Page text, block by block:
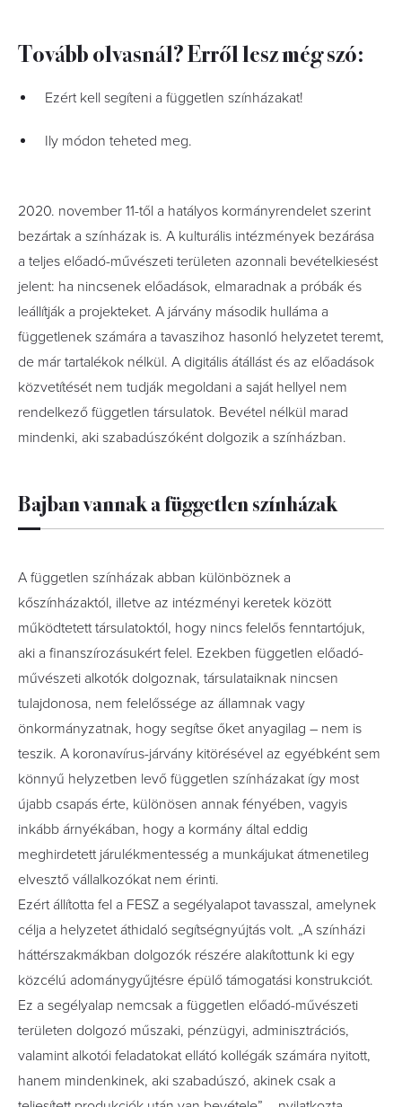
Tovább olvasnál? Erről lesz még szó:
Ezért kell segíteni a független színházakat!
Ily módon teheted meg.
2020. november 11-től a hatályos kormányrendelet szerint
bezártak a színházak is. A kulturális intézmények bezárása
a teljes előadó-művészeti területen azonnali bevételkiesést
jelent: ha nincsenek előadások, elmaradnak a próbák és
leállítják a projekteket. A járvány második hulláma a
függetlenek számára a tavaszihoz hasonló helyzetet teremt,
de már tartalékok nélkül. A digitális átállást és az előadások
közvetítését nem tudják megoldani a saját hellyel nem
rendelkező független társulatok. Bevétel nélkül marad
mindenki, aki szabadúszóként dolgozik a színházban.
Bajban vannak a független színházak
A független színházak abban különböznek a
kőszínházaktól, illetve az intézményi keretek között
működtetett társulatoktól, hogy nincs felelős fenntartójuk,
aki a finanszírozásukért felel. Ezekben független előadó-
művészeti alkotók dolgoznak, társulataiknak nincsen
tulajdonosa, nem felelőssége az államnak vagy
önkormányzatnak, hogy segítse őket anyagilag – nem is
teszik. A koronavírus-járvány kitörésével az egyébként sem
könnyű helyzetben levő független színházakat így most
újabb csapás érte, különösen annak fényében, vagyis
inkább árnyékában, hogy a kormány által eddig
meghirdetett járulékmentesség a munkájukat átmenetileg
elvesztő vállalkozókat nem érinti.
Ezért állította fel a FESZ a segélyalapot tavasszal, amelynek
célja a helyzetet áthidaló segítségnyújtás volt. „A színházi
háttérszakmákban dolgozók részére alakítottunk ki egy
közcélú adománygyűjtésre épülő támogatási konstrukciót.
Ez a segélyalap nemcsak a független előadó-művészeti
területen dolgozó műszaki, pénzügyi, adminisztrációs,
valamint alkotói feladatokat ellátó kollégák számára nyitott,
hanem mindenkinek, aki szabadúszó, akinek csak a